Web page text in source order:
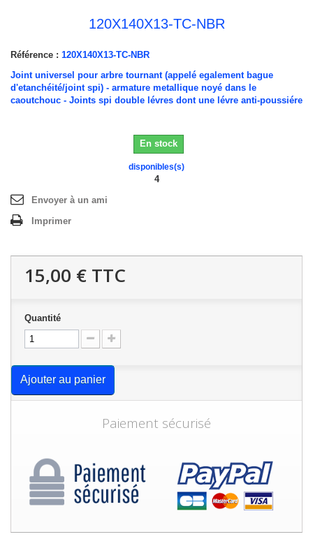
120X140X13-TC-NBR
Référence : 120X140X13-TC-NBR
Joint universel pour arbre tournant (appelé egalement bague
d'etanchéité/joint spi) - armature metallique noyé dans le
caoutchouc - Joints spi double lévres dont une lévre anti-poussiére
En stock
disponibles(s)
4
Envoyer à un ami
Imprimer
15,00 € TTC
Quantité
Ajouter au panier
Paiement sécurisé